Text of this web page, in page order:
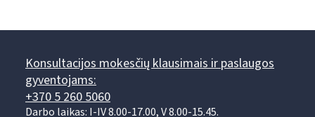
Konsultacijos mokesčių klausimais ir paslaugos
gyventojams:
+370 5 260 5060
Darbo laikas: I-IV 8.00-17.00, V 8.00-15.45.